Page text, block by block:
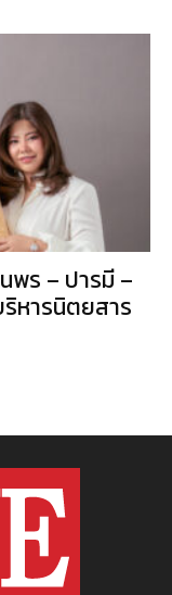
นพร – ปารมี –
หารนิตยสาร